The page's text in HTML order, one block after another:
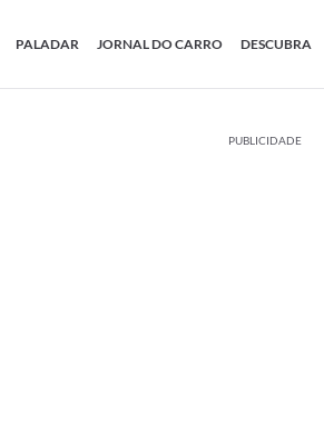
PALADAR JORNAL DO CARRO DESCUBRA
PUBLICIDADE